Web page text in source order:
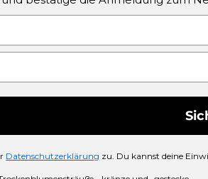
Datenschutzerklärung zu. Du kannst deine